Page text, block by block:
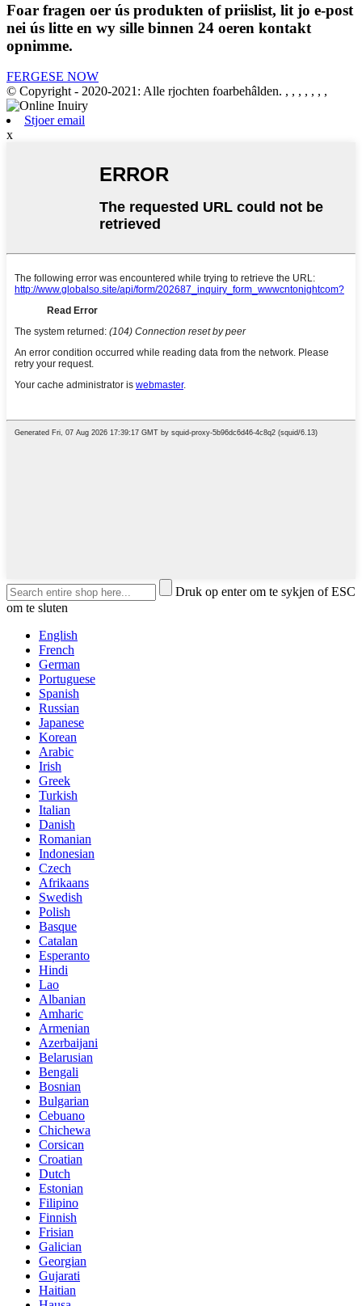
Foar fragen oer ús produkten of priislist, lit jo e-post
nei ús litte en wy sille binnen 24 oeren kontakt
opnimme.
FERGESE NOW
© Copyright - 2020-2021: Alle rjochten foarbehâlden. , , , , , , ,
Stjoer email
x
Druk op enter om te sykjen of ESC
om te sluten
English
French
German
Portuguese
Spanish
Russian
Japanese
Korean
Arabic
Irish
Greek
Turkish
Italian
Danish
Romanian
Indonesian
Czech
Afrikaans
Swedish
Polish
Basque
Catalan
Esperanto
Hindi
Lao
Albanian
Amharic
Armenian
Azerbaijani
Belarusian
Bengali
Bosnian
Bulgarian
Cebuano
Chichewa
Corsican
Croatian
Dutch
Estonian
Filipino
Finnish
Frisian
Galician
Georgian
Gujarati
Haitian